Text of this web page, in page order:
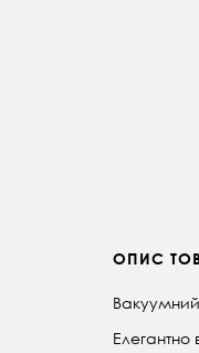
ОПИС
Елегантно